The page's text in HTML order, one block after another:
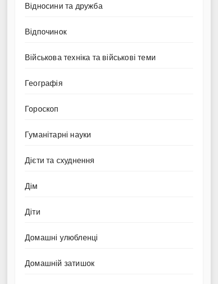
Відносини та дружба
Відпочинок
Військова техніка та військові теми
Географія
Гороскоп
Гуманітарні науки
Дієти та схуднення
Дім
Діти
Домашні улюбленці
Домашній затишок